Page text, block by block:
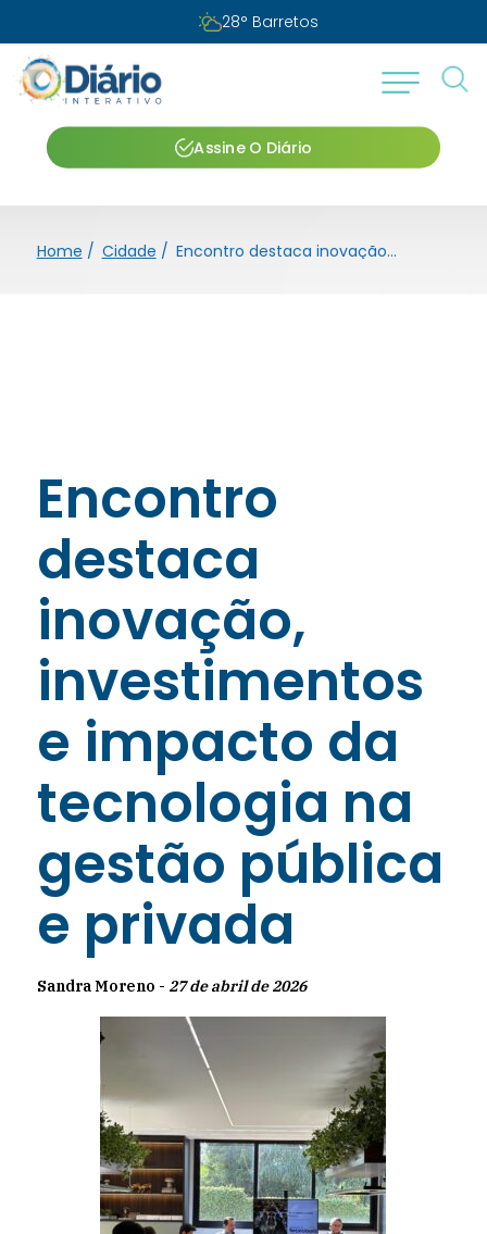
Sábado, 08 de agosto de 2026
Assine O Diário
Home / Cidade / Encontro destaca inovação, investimentos e impacto da tecnologia na gestão pública e privada
Encontro
destaca
inovação,
investimentos
e impacto da
tecnologia na
gestão pública
e privada
Sandra Moreno - 27 de abril de 2026